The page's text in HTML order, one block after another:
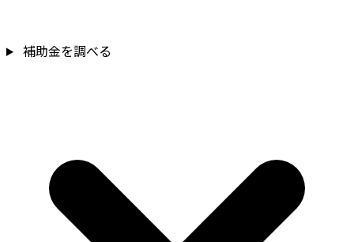
補助金を調べる